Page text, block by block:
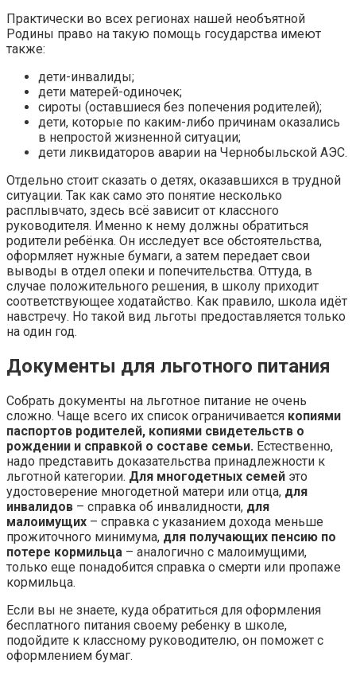
Практически во всех регионах нашей необъятной
Родины право на такую помощь государства имеют
также:
дети-инвалиды;
дети матерей-одиночек;
сироты (оставшиеся без попечения родителей);
дети, которые по каким-либо причинам оказались
в непростой жизненной ситуации;
дети ликвидаторов аварии на Чернобыльской АЭС.
Отдельно стоит сказать о детях, оказавшихся в трудной
ситуации. Так как само это понятие несколько
расплывчато, здесь всё зависит от классного
руководителя. Именно к нему должны обратиться
родители ребёнка. Он исследует все обстоятельства,
оформляет нужные бумаги, а затем передает свои
выводы в отдел опеки и попечительства. Оттуда, в
случае положительного решения, в школу приходит
соответствующее ходатайство. Как правило, школа идёт
навстречу. Но такой вид льготы предоставляется только
на один год.
Документы для льготного питания
Собрать документы на льготное питание не очень
сложно. Чаще всего их список ограничивается копиями
паспортов родителей, копиями свидетельств о
рождении и справкой о составе семьи. Естественно,
надо представить доказательства принадлежности к
льготной категории. Для многодетных семей это
удостоверение многодетной матери или отца, для
инвалидов – справка об инвалидности, для
малоимущих – справка с указанием дохода меньше
прожиточного минимума, для получающих пенсию по
потере кормильца – аналогично с малоимущими,
только еще понадобится справка о смерти или пропаже
кормильца.
Если вы не знаете, куда обратиться для оформления
бесплатного питания своему ребенку в школе,
подойдите к классному руководителю, он поможет с
оформлением бумаг.